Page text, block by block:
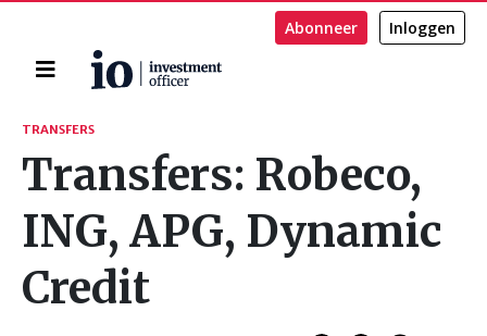
Home
Abonneer Inloggen
Zoeken
TRANSFERS
Transfers: Robeco,
ING, APG, Dynamic
Credit